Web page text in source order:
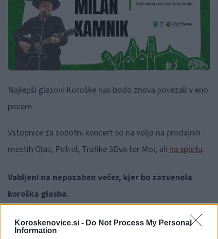
Koroskenovice.si - Do Not Process My Personal
Information
Najlepši glasovi Koroške nas bodo znova povezali v eno
pesem.
Vstopnice za sobotni koncert so na voljo na prodajnih
mestih Olaii, Petrol, Trafike 3Dva ter Mol, ali na spletu.
Vabljeni na nepozaben večer, kjer bo zazvenela
koroška glasba.